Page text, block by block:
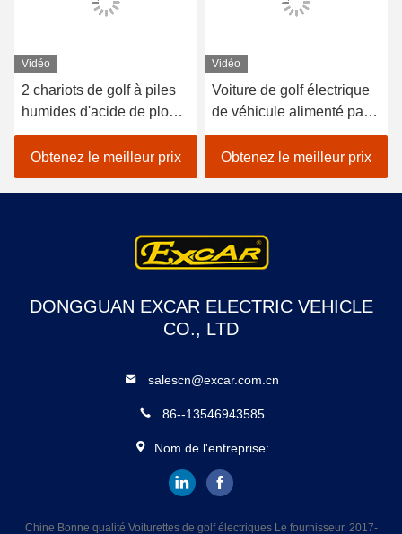
Vidéo
2 chariots de golf à piles
humides d'acide de plomb
de sièges/golf avec des
erreurs électrique de
voiture
Obtenez le meilleur prix
Vidéo
Voiture de golf électrique
de véhicule alimenté par
batterie au lithium 48V
EXCAR A1S6 + 2 blanc
Obtenez le meilleur prix
DONGGUAN EXCAR ELECTRIC VEHICLE
CO., LTD
salescn@excar.com.cn
86--13546943585
Nom de l'entreprise:
Chine Bonne qualité Voiturettes de golf électriques Le fournisseur. 2017-